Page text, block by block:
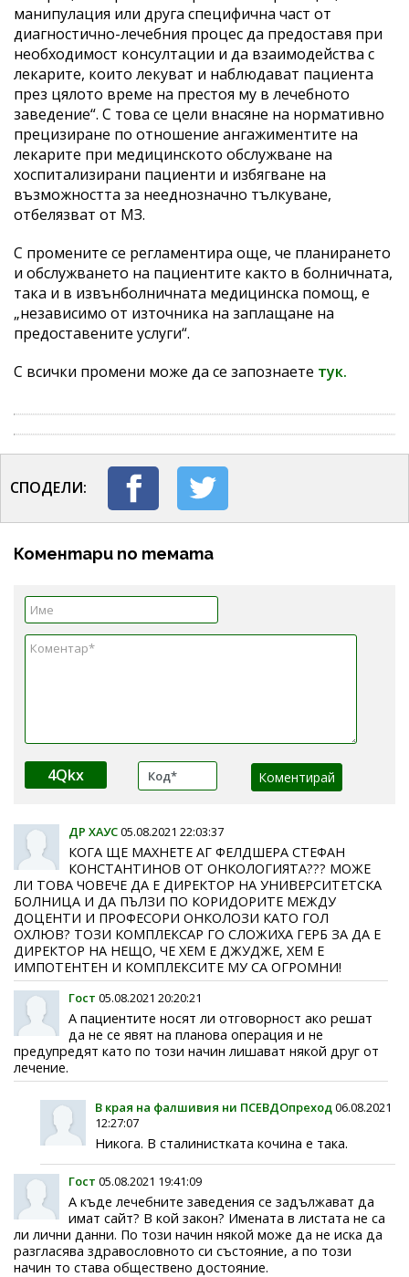
манипулация или друга специфична част от
диагностично-лечебния процес да предоставя при
необходимост консултации и да взаимодейства с
лекарите, които лекуват и наблюдават пациента
през цялото време на престоя му в лечебното
заведение“. С това се цели внасяне на нормативно
прецизиране по отношение ангажиментите на
лекарите при медицинското обслужване на
хоспитализирани пациенти и избягване на
възможността за нееднозначно тълкуване,
отбелязват от МЗ.
С промените се регламентира още, че планирането
и обслужването на пациентите както в болничната,
така и в извънболничната медицинска помощ, е
„независимо от източника на заплащане на
предоставените услуги“.
С всички промени може да се запознаете тук.
СПОДЕЛИ:
Коментари по темата
4Qkx
ДР ХАУС05.08.2021 22:03:37
КОГА ЩЕ МАХНЕТЕ АГ ФЕЛДШЕРА СТЕФАН
КОНСТАНТИНОВ ОТ ОНКОЛОГИЯТА??? МОЖЕ
ЛИ ТОВА ЧОВЕЧЕ ДА Е ДИРЕКТОР НА УНИВЕРСИТЕТСКА
БОЛНИЦА И ДА ПЪЛЗИ ПО КОРИДОРИТЕ МЕЖДУ
ДОЦЕНТИ И ПРОФЕСОРИ ОНКОЛОЗИ КАТО ГОЛ
ОХЛЮВ? ТОЗИ КОМПЛЕКСАР ГО СЛОЖИХА ГЕРБ ЗА ДА Е
ДИРЕКТОР НА НЕЩО, ЧЕ ХЕМ Е ДЖУДЖЕ, ХЕМ Е
ИМПОТЕНТЕН И КОМПЛЕКСИТЕ МУ СА ОГРОМНИ!
Гост 05.08.2021 20:20:21
А пациентите носят ли отговорност ако решат
да не се явят на планова операция и не
предупредят като по този начин лишават някой друг от
лечение.
В края на фалшивия ни ПСЕВДОпреход06.08.2021
12:27:07
Никога. В сталинистката кочина е така.
Гост 05.08.2021 19:41:09
А къде лечебните заведения се задължават да
имат сайт? В кой закон? Имената в листата не са
ли лични данни. По този начин някой може да не иска да
разгласява здравословното си състояние, а по този
начин то става обществено достояние.